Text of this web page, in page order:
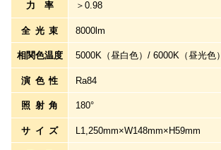
力率 ＞0.98
全光束 8000lm
相関色温度 5000K（昼白色）/ 6000K（昼光色）
演色性 Ra84
照射角 180°
サイズ L1,250mm×W148mm×H59mm